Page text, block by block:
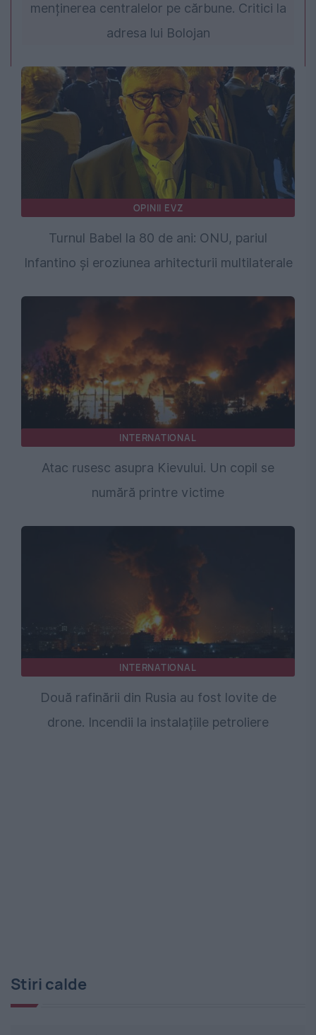
menținerea centralelor pe cărbune. Critici la
adresa lui Bolojan
OPINII EVZ
Turnul Babel la 80 de ani: ONU, pariul
Infantino și eroziunea arhitecturii multilaterale
INTERNATIONAL
Atac rusesc asupra Kievului. Un copil se
numără printre victime
INTERNATIONAL
Două rafinării din Rusia au fost lovite de
drone. Incendii la instalațiile petroliere
Stiri calde